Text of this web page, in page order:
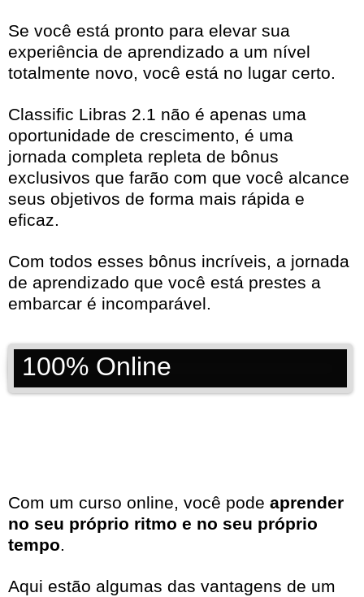
Se você está pronto para elevar sua
experiência de aprendizado a um nível
totalmente novo, você está no lugar certo.
Classific Libras 2.1 não é apenas uma
oportunidade de crescimento, é uma
jornada completa repleta de bônus
exclusivos que farão com que você alcance
seus objetivos de forma mais rápida e
eficaz.
Com todos esses bônus incríveis, a jornada
de aprendizado que você está prestes a
embarcar é incomparável.
100% Online
Com um curso online, você pode aprender
no seu próprio ritmo e no seu próprio
tempo.
Aqui estão algumas das vantagens de um